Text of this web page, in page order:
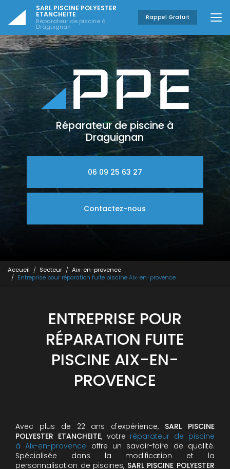
contenu
principal
SARL PISCINE POLYESTER
ETANCHEITE
Réparateur de piscine à
Draguignan
Rappel Gratuit
Réparateur de piscine à
Draguignan
06 09 25 63 27
Contactez-nous
Accueil Secteur
Aix-en-provence
Entreprise pour réparation fuite piscine Aix-en-provence
ENTREPRISE POUR
RÉPARATION FUITE
PISCINE AIX-EN-
PROVENCE
Avec plus de 22 ans d'expérience, SARL PISCINE
POLYESTER ETANCHEITE, votre réparateur de piscine
à Aix-en-provence offre un savoir-faire de qualité.
Spécialisée dans la modification et la
personnalisation de piscines, SARL PISCINE POLYESTER